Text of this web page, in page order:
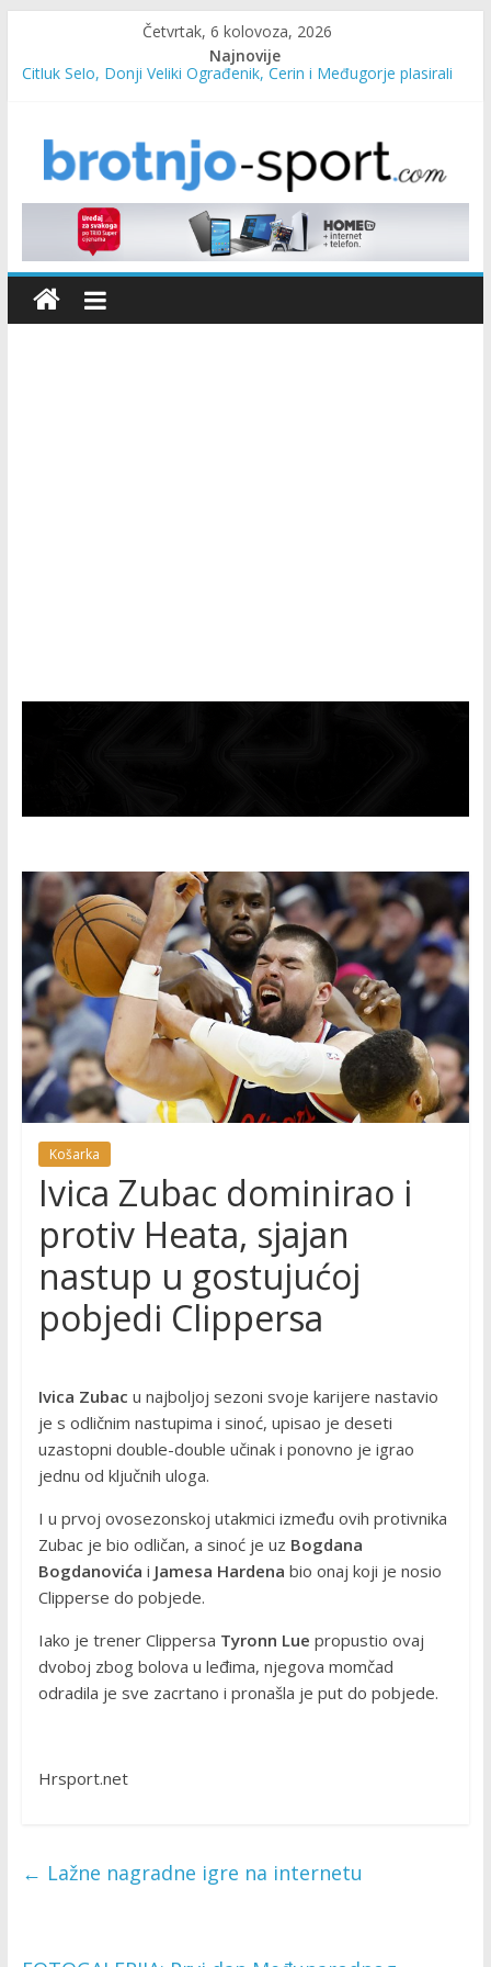
Četvrtak, 6 kolovoza, 2026
Najnovije
Čitluk Selo, Donji Veliki Ograđenik, Čerin i Međugorje plasirali
Marin Čilić napredovao na ATP ljestvici
Poznati polufinalisti MNL MZ općine Čitluk – Brotnjo 2026.
Predsjednica Vlade Marija Buhač, ministar Ivo Bevanda i
načelnik Marin Radišić čestitali organizatoricama na realizaciji
sportsko edukativnog kampa “Izlazi vani”
Košarka
Ivica Zubac dominirao i
protiv Heata, sjajan
nastup u gostujućoj
pobjedi Clippersa
Ivica Zubac u najboljoj sezoni svoje karijere nastavio
je s odličnim nastupima i sinoć, upisao je deseti
uzastopni double-double učinak i ponovno je igrao
jednu od ključnih uloga.
I u prvoj ovosezonskoj utakmici između ovih protivnika
Zubac je bio odličan, a sinoć je uz Bogdana
Bogdanovića i Jamesa Hardena bio onaj koji je nosio
Clipperse do pobjede.
Iako je trener Clippersa Tyronn Lue propustio ovaj
dvoboj zbog bolova u leđima, njegova momčad
odradila je sve zacrtano i pronašla je put do pobjede.
Hrsport.net
← Lažne nagradne igre na internetu